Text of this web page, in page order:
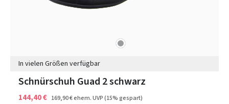
grau
In vielen Größen verfügbar
Schnürschuh Guad 2 schwarz
144,40 € 169,90 €ehem. UVP(15% gespart)